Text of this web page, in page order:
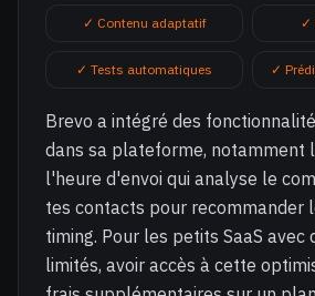
✓ Contenu adaptatif ✓
✓ Tests automatiques ✓
Brevo a intégré des
dans sa plateforme, notamment
l'heure d'envoi qui analyse le
tes contacts pour recommander
timing. Pour les petits SaaS avec
limités, avoir accès à cette